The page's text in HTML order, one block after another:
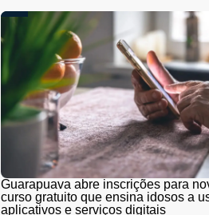
Guarapuava abre inscrições para
curso gratuito que ensina idosos a
aplicativos e serviços digitais